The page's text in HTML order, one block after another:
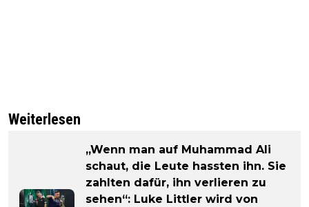
Weiterlesen
„Wenn man auf Muhammad Ali
schaut, die Leute hassten ihn. Sie
zahlten dafür, ihn verlieren zu
sehen“: Luke Littler wird von